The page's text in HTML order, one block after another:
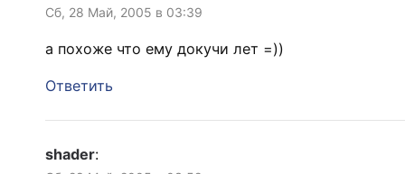
Сб, 28 Май, 2005 в 03:39
а похоже что ему докучи лет =))
Ответить
shader: